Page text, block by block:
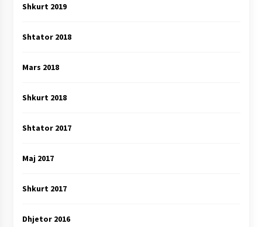
Shkurt 2019
Shtator 2018
Mars 2018
Shkurt 2018
Shtator 2017
Maj 2017
Shkurt 2017
Dhjetor 2016